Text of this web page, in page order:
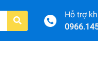
Hỗ trợ